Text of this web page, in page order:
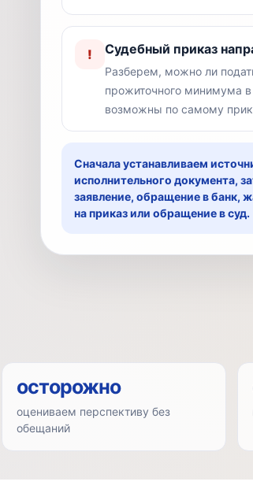
! Судебный приказ
Разберем, можно ли
прожиточного минимума в
возможны по самому
Сначала устанавливаем
исполнительного документа,
заявление, обращение в банк,
на приказ или обращение в суд.
осторожно
оцениваем перспективу без
обещаний